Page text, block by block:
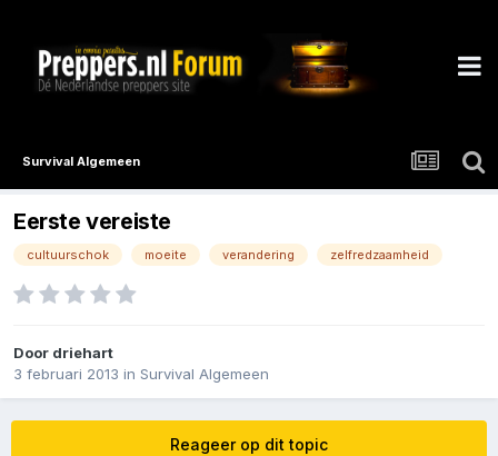
Survival Algemeen
Eerste vereiste
cultuurschok moeite verandering zelfredzaamheid
Door driehart
3 februari 2013 in Survival Algemeen
Reageer op dit topic